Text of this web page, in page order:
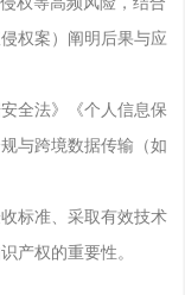
权案）阐明后果与应
全法》《个人信息保
与跨境数据传输（如
标准、采取有效技术
产权的重要性。